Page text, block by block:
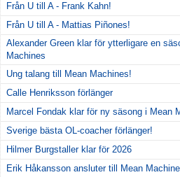
Från U till A - Frank Kahn!
Från U till A - Mattias Piñones!
Alexander Green klar för ytterligare en
Machines
Ung talang till Mean Machines!
Calle Henriksson förlänger
Marcel Fondak klar för ny säsong i Mean
Sverige bästa OL-coacher förlänger!
Hilmer Burgstaller klar för 2026
Erik Håkansson ansluter till Mean